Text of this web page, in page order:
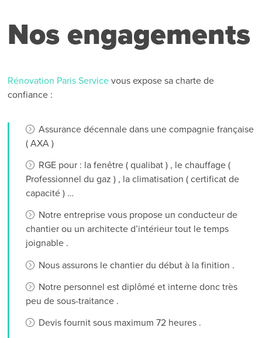
Nos engagements
Rénovation Paris Service vous expose sa charte de
confiance :
Assurance décennale dans une compagnie française
( AXA )
RGE pour : la fenêtre ( qualibat ) , le chauffage (
Professionnel du gaz ) , la climatisation ( certificat de
capacité ) …
Notre entreprise vous propose un conducteur de
chantier ou un architecte d’intérieur tout le temps
joignable .
Nous assurons le chantier du début à la finition .
Notre personnel est diplômé et interne donc très
peu de sous-traitance .
Devis fournit sous maximum 72 heures .